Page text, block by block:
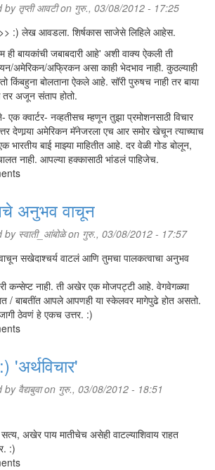
by तृप्ती आवटीon गुरु., 03/08/2012 - 17:25
:) लेख आवडला. शिर्षकास साजेसे लिहिले आहेस.
बायकांची जबाबदारी आहे' अशी वाक्य ऐकली ती
अमेरिकन/अफ्रिकन असा काही भेदभाव नाही. कुठल्याही
किंबहुना बोलताना ऐकले आहे. सॉरी पुरुषच नाही तर बाया
अजून संताप होतो.
एक क्वार्टर- नव्हतीसच म्हणून तुझा प्रमोशनसाठी विचार
देणार्‍या अमेरिकन मॅनेजरला एच आर समोर खेचून त्याच्याच
बाई माझ्या माहितीत आहे. दर वेळी गोड बोलून,
नाही. आपल्या हक्कासाठी भांडलं पाहिजेच.
अनुभव वाचून
by स्वाती_आंबोळेon गुरु., 03/08/2012 - 17:57
सखेदाश्चर्य वाटलं आणि तुमचा पालकत्वाचा अनुभव
कन्सेप्ट नाही. ती अखेर एक मोजपट्टी आहे. वेगवेगळ्या
/ बाबतींत आपले आपणही या स्केलवर मागेपुढे होत असतो.
ठेवणं हे एकच उत्तर. :)
by वैद्यबुवाon गुरु., 03/08/2012 - 18:51
अखेर पाय मातीचेच असेही वाटल्याशिवाय राहत
:)